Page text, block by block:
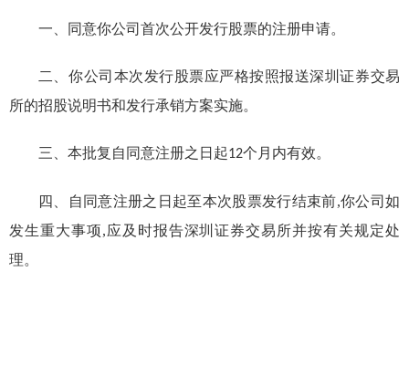
一、同意你公司首次公开发行股票的注册申请。
二、你公司本次发行股票应严格按照报送深圳证券交易
所的招股说明书和发行承销方案实施。
三、本批复自同意注册之日起12个月内有效。
四、自同意注册之日起至本次股票发行结束前,你公司如
发生重大事项 ,应及时报告深圳证券交易所并按有关规定处
理。